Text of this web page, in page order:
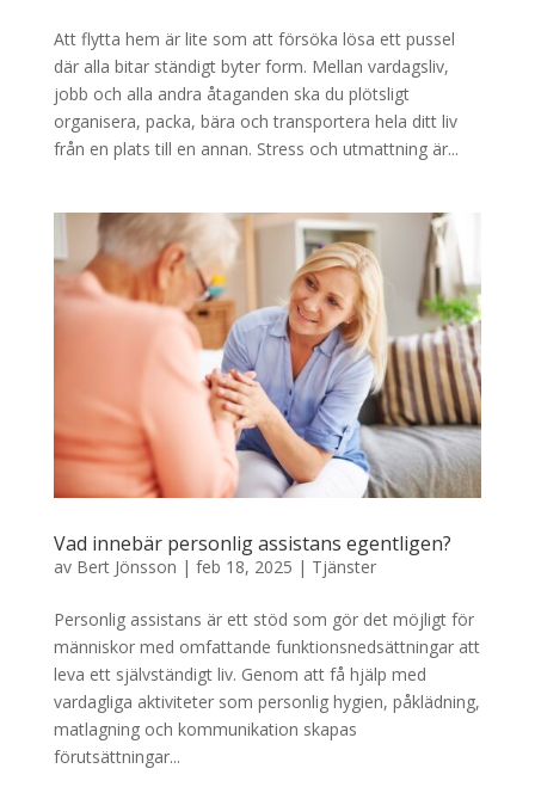
Att flytta hem är lite som att försöka lösa ett pussel
där alla bitar ständigt byter form. Mellan vardagsliv,
jobb och alla andra åtaganden ska du plötsligt
organisera, packa, bära och transportera hela ditt liv
från en plats till en annan. Stress och utmattning är...
Vad innebär personlig assistans egentligen?
av Bert Jönsson | feb 18, 2025 | Tjänster
Personlig assistans är ett stöd som gör det möjligt för
människor med omfattande funktionsnedsättningar att
leva ett självständigt liv. Genom att få hjälp med
vardagliga aktiviteter som personlig hygien, påklädning,
matlagning och kommunikation skapas
förutsättningar...